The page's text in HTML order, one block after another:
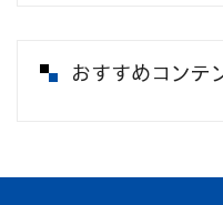
おすすめコンテ